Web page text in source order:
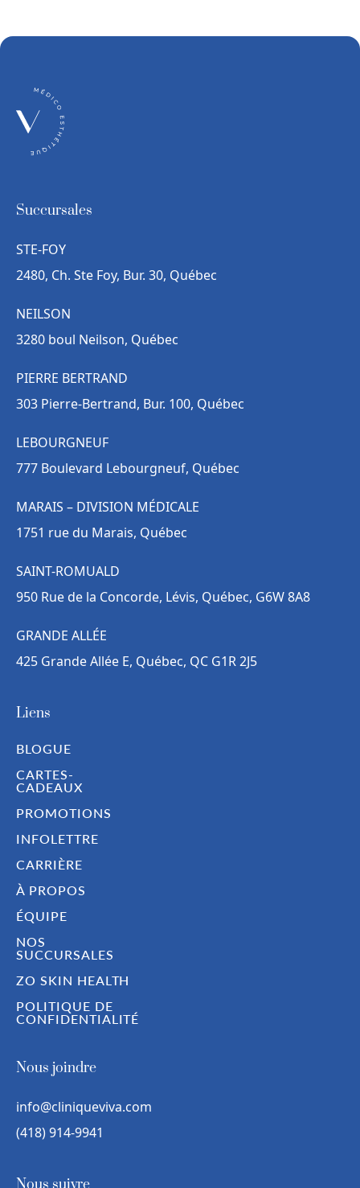
Succursales
STE-FOY
2480, Ch. Ste Foy, Bur. 30, Québec
NEILSON
3280 boul Neilson, Québec
PIERRE BERTRAND
303 Pierre-Bertrand, Bur. 100, Québec
LEBOURGNEUF
777 Boulevard Lebourgneuf, Québec
MARAIS – DIVISION MÉDICALE
1751 rue du Marais, Québec
SAINT-ROMUALD
950 Rue de la Concorde, Lévis, Québec, G6W 8A8
GRANDE ALLÉE
425 Grande Allée E, Québec, QC G1R 2J5
Liens
BLOGUE
CARTES-
CADEAUX
PROMOTIONS
INFOLETTRE
CARRIÈRE
À PROPOS
ÉQUIPE
NOS
SUCCURSALES
ZO SKIN HEALTH
POLITIQUE DE
CONFIDENTIALITÉ
Nous joindre
info@cliniqueviva.com
(418) 914-9941